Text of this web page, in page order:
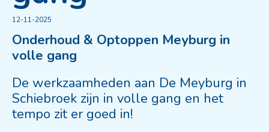
12-11-2025
Onderhoud & Optoppen Meyburg in
volle gang
De werkzaamheden aan De Meyburg in
Schiebroek zijn in volle gang en het
tempo zit er goed in!